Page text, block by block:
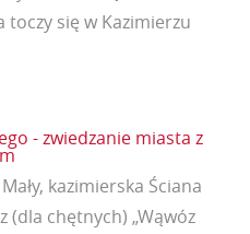
toczy się w Kazimierzu
- zwiedzanie miasta z
kazimierska Ściana
(dla chętnych) „Wąwóz